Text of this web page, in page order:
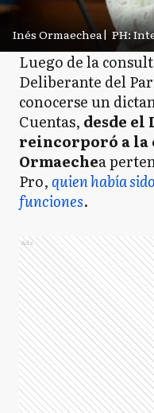
Inés Ormaechea| PH:
Luego de la
Deliberante del
conocerse un
Cuentas, desde el
reincorporó a la
Ormaechea
Pro,quien había
funciones.
Ads